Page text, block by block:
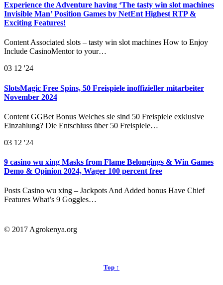
Experience the Adventure having ‘The tasty win slot machines
Invisible Man’ Position Games by NetEnt Highest RTP &
Exciting Features!
Content Associated slots – tasty win slot machines How to Enjoy
Include CasinoMentor to your…
03 12 '24
SlotsMagic Free Spins, 50 Freispiele inoffizieller mitarbeiter
November 2024
Content GGBet Bonus Welches sie sind 50 Freispiele exklusive
Einzahlung? Die Entschluss über 50 Freispiele…
03 12 '24
9 casino wu xing Masks from Flame Belongings & Win Games
Demo & Opinion 2024, Wager 100 percent free
Posts Casino wu xing – Jackpots And Added bonus Have Chief
Features What’s 9 Goggles…
© 2017 Agrokenya.org
Top ↑